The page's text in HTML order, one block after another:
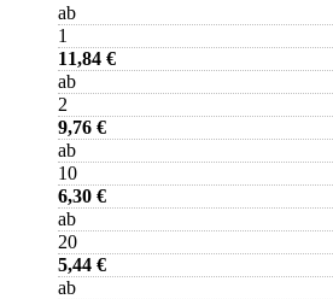
ab
1
11,84 €
ab
2
9,76 €
ab
10
6,30 €
ab
20
5,44 €
ab